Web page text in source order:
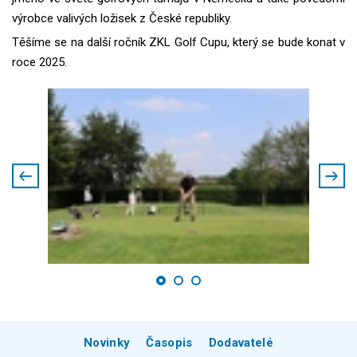
výrobce valivých ložisek z České republiky.
Těšíme se na další ročník ZKL Golf Cupu, který se bude konat v
roce 2025.
Novinky Časopis Dodavatelé